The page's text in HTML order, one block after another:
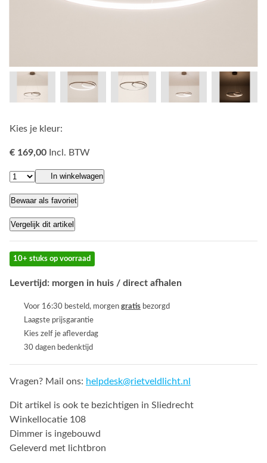
Kies je kleur:
€ 169,00 Incl. BTW
In winkelwagen
Bewaar als favoriet
Vergelijk dit artikel
10+ stuks op voorraad
Levertijd: morgen in huis / direct afhalen
Voor 16:30 besteld, morgen gratis bezorgd
Laagste prijsgarantie
Kies zelf je afleverdag
30 dagen bedenktijd
Vragen? Mail ons: helpdesk@rietveldlicht.nl
Dit artikel is ook te bezichtigen in Sliedrecht
Winkellocatie 108
Dimmer is ingebouwd
Geleverd met lichtbron